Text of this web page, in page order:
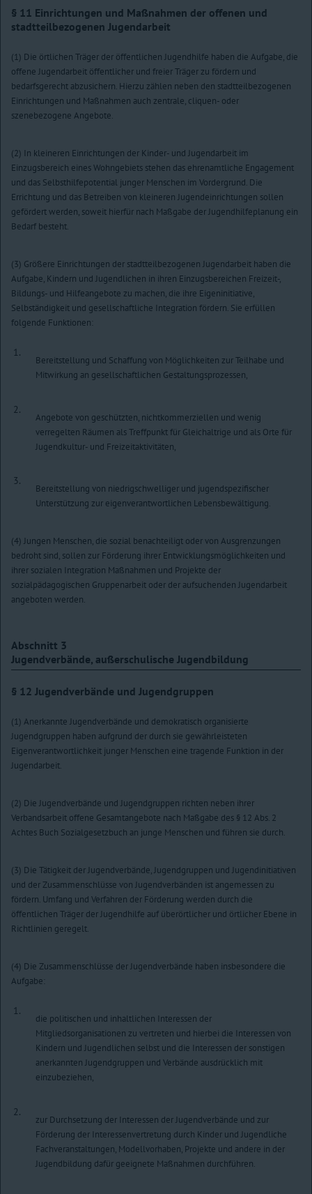
§ 11 Einrichtungen und Maßnahmen der offenen und
stadtteilbezogenen Jugendarbeit
(1) Die örtlichen Träger der öffentlichen Jugendhilfe haben die Aufgabe, die
offene Jugendarbeit öffentlicher und freier Träger zu fördern und
bedarfsgerecht abzusichern. Hierzu zählen neben den stadtteilbezogenen
Einrichtungen und Maßnahmen auch zentrale, cliquen- oder
szenebezogene Angebote.
(2) In kleineren Einrichtungen der Kinder- und Jugendarbeit im
Einzugsbereich eines Wohngebiets stehen das ehrenamtliche Engagement
und das Selbsthilfepotential junger Menschen im Vordergrund. Die
Errichtung und das Betreiben von kleineren Jugendeinrichtungen sollen
gefördert werden, soweit hierfür nach Maßgabe der Jugendhilfeplanung ein
Bedarf besteht.
(3) Größere Einrichtungen der stadtteilbezogenen Jugendarbeit haben die
Aufgabe, Kindern und Jugendlichen in ihren Einzugsbereichen Freizeit-,
Bildungs- und Hilfeangebote zu machen, die ihre Eigeninitiative,
Selbständigkeit und gesellschaftliche Integration fördern. Sie erfüllen
folgende Funktionen:
1.
Bereitstellung und Schaffung von Möglichkeiten zur Teilhabe und
Mitwirkung an gesellschaftlichen Gestaltungsprozessen,
2.
Angebote von geschützten, nichtkommerziellen und wenig
verregelten Räumen als Treffpunkt für Gleichaltrige und als Orte für
Jugendkultur- und Freizeitaktivitäten,
3.
Bereitstellung von niedrigschwelliger und jugendspezifischer
Unterstützung zur eigenverantwortlichen Lebensbewältigung.
(4) Jungen Menschen, die sozial benachteiligt oder von Ausgrenzungen
bedroht sind, sollen zur Förderung ihrer Entwicklungsmöglichkeiten und
ihrer sozialen Integration Maßnahmen und Projekte der
sozialpädagogischen Gruppenarbeit oder der aufsuchenden Jugendarbeit
angeboten werden.
Abschnitt 3
Jugendverbände, außerschulische Jugendbildung
§ 12 Jugendverbände und Jugendgruppen
(1) Anerkannte Jugendverbände und demokratisch organisierte
Jugendgruppen haben aufgrund der durch sie gewährleisteten
Eigenverantwortlichkeit junger Menschen eine tragende Funktion in der
Jugendarbeit.
(2) Die Jugendverbände und Jugendgruppen richten neben ihrer
Verbandsarbeit offene Gesamtangebote nach Maßgabe des § 12 Abs. 2
Achtes Buch Sozialgesetzbuch an junge Menschen und führen sie durch.
(3) Die Tätigkeit der Jugendverbände, Jugendgruppen und Jugendinitiativen
und der Zusammenschlüsse von Jugendverbänden ist angemessen zu
fördern. Umfang und Verfahren der Förderung werden durch die
öffentlichen Träger der Jugendhilfe auf überörtlicher und örtlicher Ebene in
Richtlinien geregelt.
(4) Die Zusammenschlüsse der Jugendverbände haben insbesondere die
Aufgabe:
1.
die politischen und inhaltlichen Interessen der
Mitgliedsorganisationen zu vertreten und hierbei die Interessen von
Kindern und Jugendlichen selbst und die Interessen der sonstigen
anerkannten Jugendgruppen und Verbände ausdrücklich mit
einzubeziehen,
2.
zur Durchsetzung der Interessen der Jugendverbände und zur
Förderung der Interessenvertretung durch Kinder und Jugendliche
Fachveranstaltungen, Modellvorhaben, Projekte und andere in der
Jugendbildung dafür geeignete Maßnahmen durchführen.